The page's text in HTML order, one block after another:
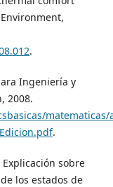
.
Ingeniería y
2008.
matematicas/
.
sobre
los estados de